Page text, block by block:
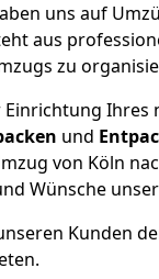
uns auf
aus
zu
Ihres
und
von Köln
Wünsche
Kunden